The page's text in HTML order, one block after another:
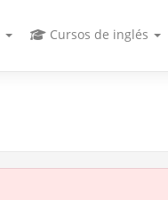
Cursos de inglés